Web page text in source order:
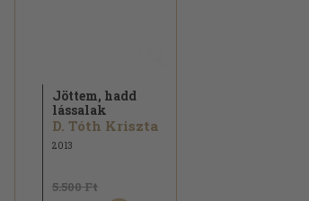
Jöttem, hadd
lássalak
D. Tóth Kriszta
2013
5.500 Ft